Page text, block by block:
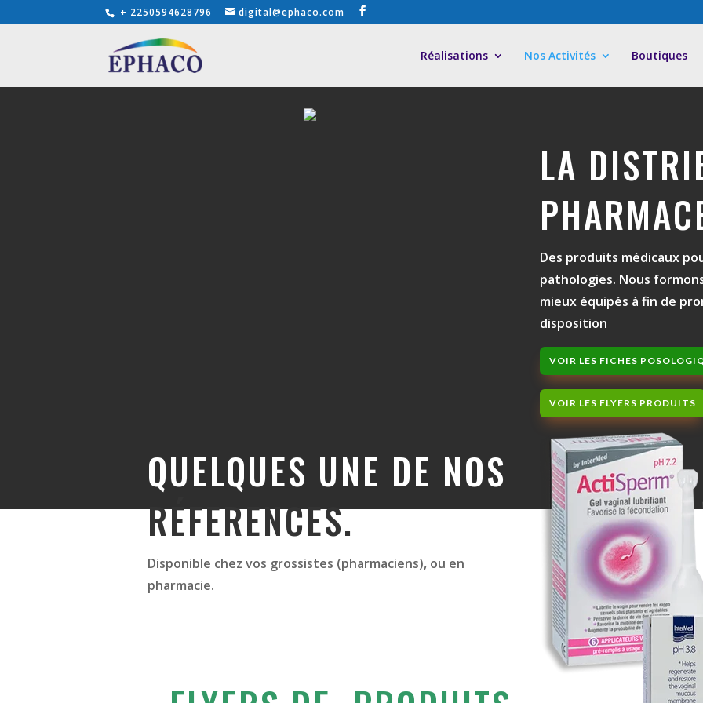
+ 2250594628796 digital@ephaco.com
Réalisations Nos Activités Boutiques
LA
Des produits médicaux
pathologies. Nous
mieux équipés à fin de
disposition
VOIR LES FICHES
VOIR LES FLYERS PRODUITS
QUELQUES UNE DE NOS
RÉFERENCES.
Disponible chez vos grossistes (pharmaciens), ou en
pharmacie.